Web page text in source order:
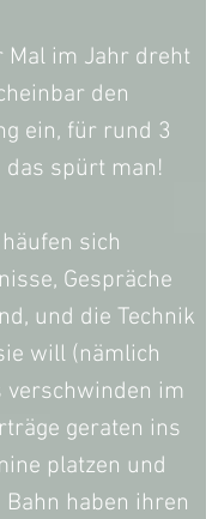
Mal im Jahr dreht
den
ein, für rund 3
das spürt man!
sich
Gespräche
und die Technik
will (nämlich
verschwinden im
geraten ins
platzen und
haben ihren